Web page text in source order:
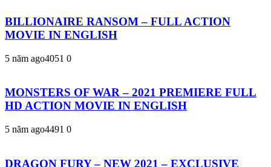
BILLIONAIRE RANSOM – FULL ACTION
MOVIE IN ENGLISH
5 năm ago4051 0
MONSTERS OF WAR – 2021 PREMIERE FULL
HD ACTION MOVIE IN ENGLISH
5 năm ago4491 0
DRAGON FURY – NEW 2021 – EXCLUSIVE